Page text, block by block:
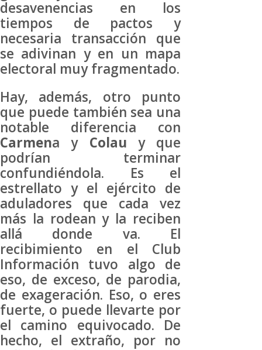
desavenencias en los
tiempos de pactos y
necesaria transacción que
se adivinan y en un mapa
electoral muy fragmentado.
Hay, además, otro punto
que puede también sea una
notable diferencia con
Carmena yColau y que
podrían terminar
confundiéndola. Es el
estrellato y el ejército de
aduladores que cada vez
más la rodean y la reciben
allá donde va. El
recibimiento en el Club
Información tuvo algo de
eso, de exceso, de parodia,
de exageración. Eso, o eres
fuerte, o puede llevarte por
el camino equivocado. De
hecho, el extraño, por no